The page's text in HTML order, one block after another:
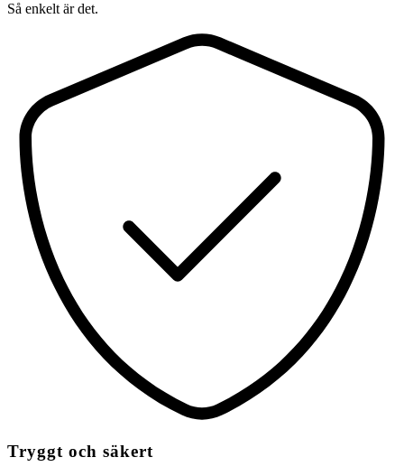
Så enkelt är det.
Tryggt och säkert